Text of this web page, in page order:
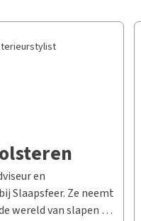
en
Slaapsfeer. Ze neemt
wereld van slapen en